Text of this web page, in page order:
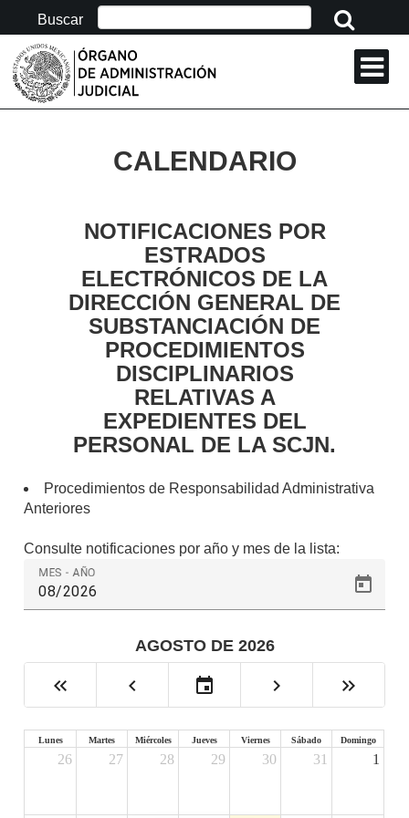
Buscar
CALENDARIO
NOTIFICACIONES POR
ESTRADOS
ELECTRÓNICOS DE LA
DIRECCIÓN GENERAL DE
SUBSTANCIACIÓN DE
PROCEDIMIENTOS
DISCIPLINARIOS
RELATIVAS A
EXPEDIENTES DEL
PERSONAL DE LA SCJN.
Procedimientos de Responsabilidad Administrativa
Anteriores
Consulte notificaciones por año y mes de la lista:
MES - AÑO
AGOSTO DE 2026
keyboard_double_arrow_left chevron_left event chevron_right keyboard_double_arrow_right
Lunes Martes Miércoles Jueves Viernes Sábado Domingo
26 27 28 29 30 31 1